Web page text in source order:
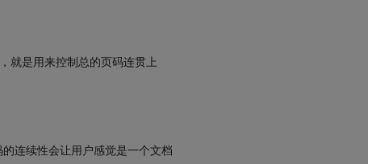
就是用来控制总的页码连贯上
连续性会让用户感觉是一个文档